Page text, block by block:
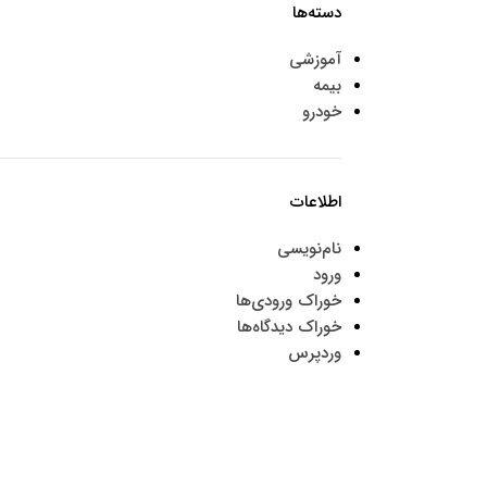
دسته‌ها
آموزشی
بیمه
خودرو
اطلاعات
نام‌نویسی
ورود
خوراک ورودی‌ها
خوراک دیدگاه‌ها
وردپرس